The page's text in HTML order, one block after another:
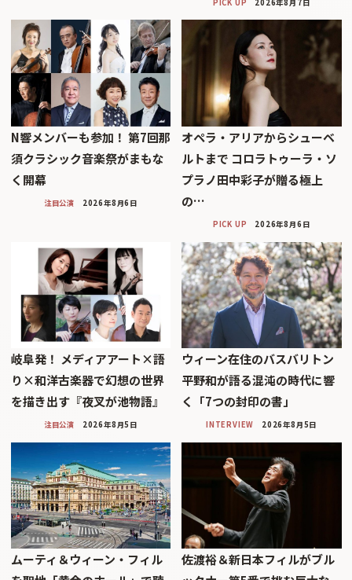
PICK UP 2026年8月7日
N響メンバーも参加！ 第7回那
須クラシック音楽祭がまもな
く開幕
注目公演 2026年8月6日
オペラ・アリアからシューベ
ルトまで コロラトゥーラ・ソ
プラノ田中彩子が贈る極上
の…
PICK UP 2026年8月6日
岐阜発！ メディアアート×語
り×和洋古楽器で幻想の世界
を描き出す『夜叉が池物語』
注目公演 2026年8月5日
ウィーン在住のバスバリトン
平野和が語る混沌の時代に響
く「7つの封印の書」
INTERVIEW 2026年8月5日
ムーティ＆ウィーン・フィル
佐渡裕＆新日本フィルがブル